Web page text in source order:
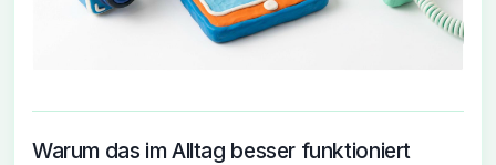
Warum das im Alltag besser funktioniert